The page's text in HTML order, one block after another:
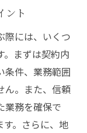
ント
際には、いくつ
。まずは契約内
条件、業務範囲
ん。また、信頼
業務を確保で
す。さらに、地